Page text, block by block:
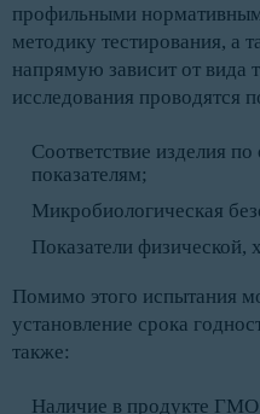
профильными
методику тестирования, а
напрямую зависит от вида
исследования проводятся
Соответствие изделия
показателям;
Микробиологическая
Показатели физической,
Помимо этого испытания
установление срока
также:
Наличие в продукте